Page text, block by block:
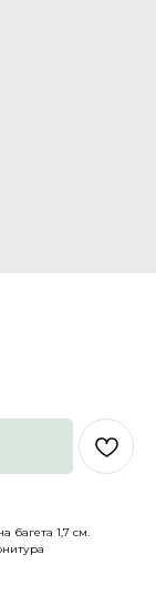
багета 1,7 см.